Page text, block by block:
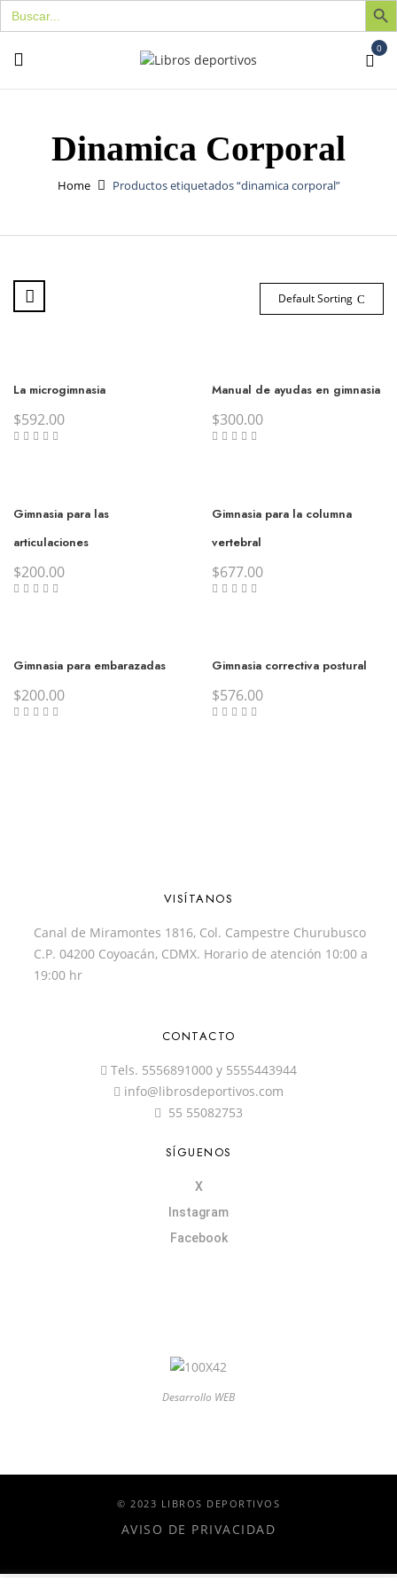
Buscar:
0
Dinamica Corporal
Home Productos etiquetados “dinamica corporal”
Default Sorting
La microgimnasia
$592.00
Manual de ayudas en gimnasia
$300.00
Gimnasia para las
articulaciones
$200.00
Gimnasia para la columna
vertebral
$677.00
Gimnasia para embarazadas
$200.00
Gimnasia correctiva postural
$576.00
VISÍTANOS
Canal de Miramontes 1816, Col. Campestre Churubusco
C.P. 04200 Coyoacán, CDMX. Horario de atención 10:00 a
19:00 hr
CONTACTO
Tels. 5556891000 y 5555443944
info@librosdeportivos.com
55 55082753
SÍGUENOS
X
Instagram
Facebook
Desarrollo WEB
© 2023 LIBROS DEPORTIVOS
AVISO DE PRIVACIDAD